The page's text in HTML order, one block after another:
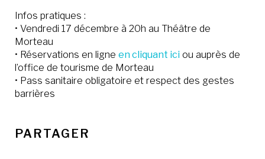
Infos pratiques :
• Vendredi 17 décembre à 20h au Théâtre de
Morteau
• Réservations en ligne en cliquant ici ou auprès de
l’office de tourisme de Morteau
• Pass sanitaire obligatoire et respect des gestes
barrières
PARTAGER